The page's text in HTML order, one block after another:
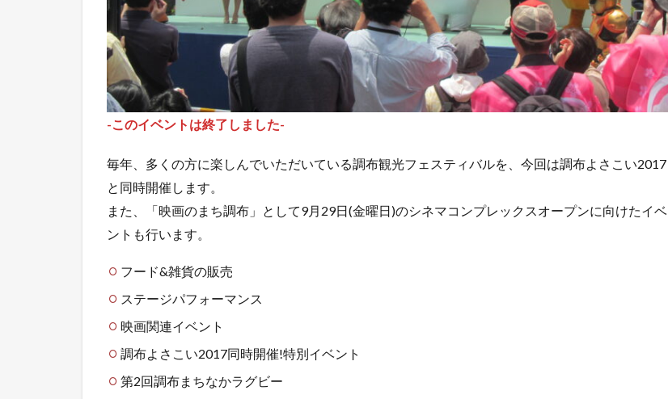
-このイベントは終了しました-
毎年、多くの方に楽しんでいただいている調布観光フェスティバルを、今回は調布よさこい2017
と同時開催します。
また、「映画のまち調布」として9月29日(金曜日)のシネマコンプレックスオープンに向けたイベ
ントも行います。
フード&雑貨の販売
ステージパフォーマンス
映画関連イベント
調布よさこい2017同時開催!特別イベント
第2回調布まちなかラグビー